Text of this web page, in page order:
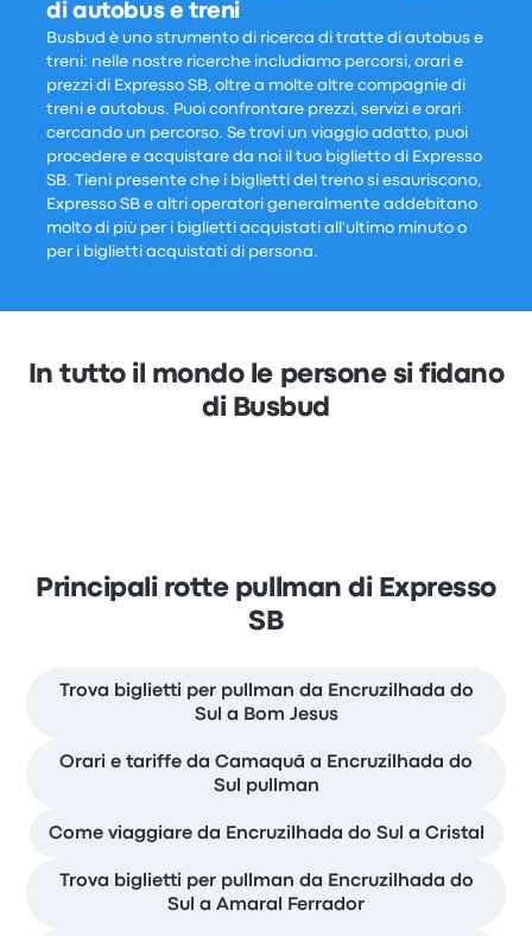
di autobus e treni
Busbud è uno strumento di ricerca di tratte di autobus e
treni: nelle nostre ricerche includiamo percorsi, orari e
prezzi di Expresso SB, oltre a molte altre compagnie di
treni e autobus. Puoi confrontare prezzi, servizi e orari
cercando un percorso. Se trovi un viaggio adatto, puoi
procedere e acquistare da noi il tuo biglietto di Expresso
SB. Tieni presente che i biglietti del treno si esauriscono,
Expresso SB e altri operatori generalmente addebitano
molto di più per i biglietti acquistati all'ultimo minuto o
per i biglietti acquistati di persona.
In tutto il mondo le persone si fidano
di Busbud
Principali rotte pullman di Expresso
SB
Trova biglietti per pullman da Encruzilhada do
Sul a Bom Jesus
Orari e tariffe da Camaquã a Encruzilhada do
Sul pullman
Come viaggiare da Encruzilhada do Sul a Cristal
Trova biglietti per pullman da Encruzilhada do
Sul a Amaral Ferrador